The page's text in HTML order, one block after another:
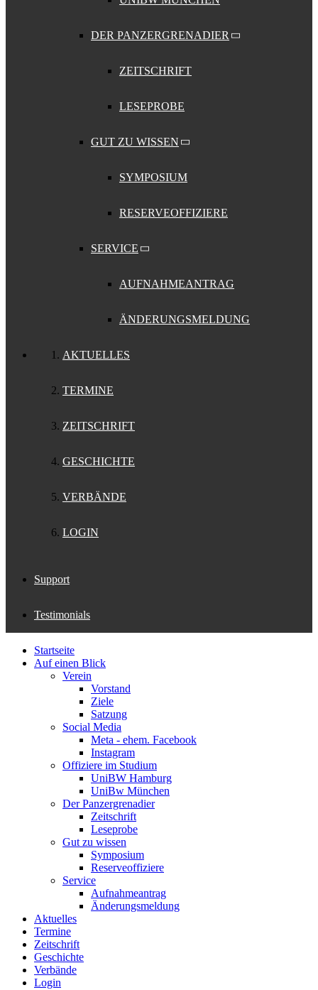
DER PANZERGRENADIER
ZEITSCHRIFT
LESEPROBE
GUT ZU WISSEN
SYMPOSIUM
RESERVEOFFIZIERE
SERVICE
AUFNAHMEANTRAG
ÄNDERUNGSMELDUNG
AKTUELLES
TERMINE
ZEITSCHRIFT
GESCHICHTE
VERBÄNDE
LOGIN
Support
Testimonials
Startseite
Auf einen Blick
Verein
Vorstand
Ziele
Satzung
Social Media
Meta - ehem. Facebook
Instagram
Offiziere im Studium
UniBW Hamburg
UniBw München
Der Panzergrenadier
Zeitschrift
Leseprobe
Gut zu wissen
Symposium
Reserveoffiziere
Service
Aufnahmeantrag
Änderungsmeldung
Aktuelles
Termine
Zeitschrift
Geschichte
Verbände
Login